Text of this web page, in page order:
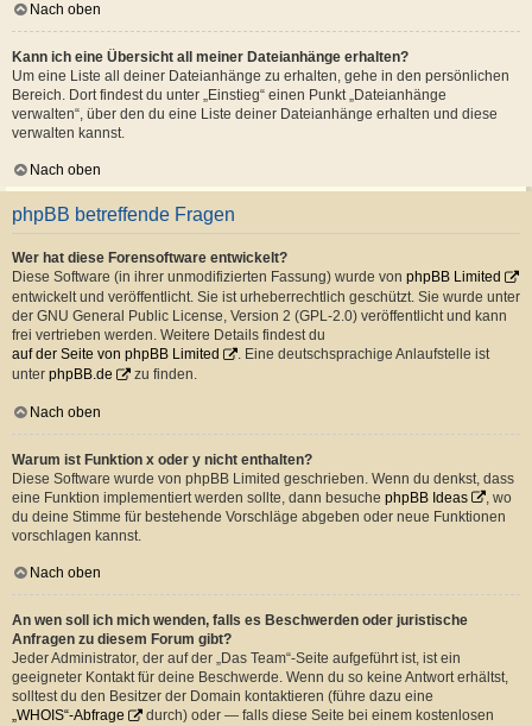
Nach oben
Kann ich eine Übersicht all meiner Dateianhänge erhalten?
Um eine Liste all deiner Dateianhänge zu erhalten, gehe in den persönlichen
Bereich. Dort findest du unter „Einstieg“ einen Punkt „Dateianhänge
verwalten“, über den du eine Liste deiner Dateianhänge erhalten und diese
verwalten kannst.
Nach oben
phpBB betreffende Fragen
Wer hat diese Forensoftware entwickelt?
Diese Software (in ihrer unmodifizierten Fassung) wurde von phpBB Limited
entwickelt und veröffentlicht. Sie ist urheberrechtlich geschützt. Sie wurde unter
der GNU General Public License, Version 2 (GPL-2.0) veröffentlicht und kann
frei vertrieben werden. Weitere Details findest du
auf der Seite von phpBB Limited
. Eine deutschsprachige Anlaufstelle ist
unter phpBB.de zu finden.
Nach oben
Warum ist Funktion x oder y nicht enthalten?
Diese Software wurde von phpBB Limited geschrieben. Wenn du denkst, dass
eine Funktion implementiert werden sollte, dann besuche phpBB Ideas
, wo
du deine Stimme für bestehende Vorschläge abgeben oder neue Funktionen
vorschlagen kannst.
Nach oben
An wen soll ich mich wenden, falls es Beschwerden oder juristische
Anfragen zu diesem Forum gibt?
Jeder Administrator, der auf der „Das Team“-Seite aufgeführt ist, ist ein
geeigneter Kontakt für deine Beschwerde. Wenn du so keine Antwort erhältst,
solltest du den Besitzer der Domain kontaktieren (führe dazu eine
„WHOIS“-Abfrage
durch) oder — falls diese Seite bei einem kostenlosen